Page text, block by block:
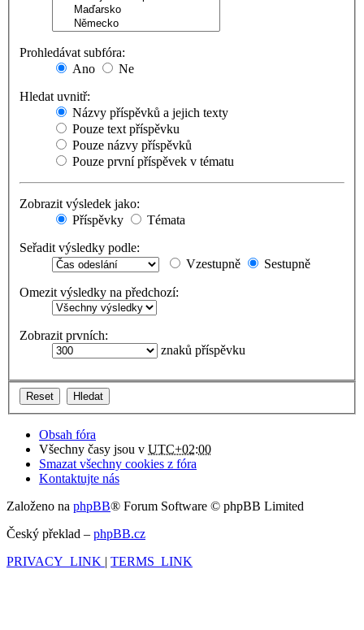
Prohledávat subfóra:
Ano
Ne
Hledat uvnitř:
Názvy příspěvků a jejich texty
Pouze text příspěvku
Pouze názvy příspěvků
Pouze první příspěvek v tématu
Zobrazit výsledek jako:
Příspěvky
Témata
Seřadit výsledky podle:
Vzestupně
Sestupně
Omezit výsledky na předchozí:
Zobrazit prvních:
znaků příspěvku
Obsah fóra
Všechny časy jsou v UTC+02:00
Smazat všechny cookies z fóra
Kontaktujte nás
Založeno na phpBB® Forum Software © phpBB Limited
Český překlad – phpBB.cz
PRIVACY_LINK | TERMS_LINK